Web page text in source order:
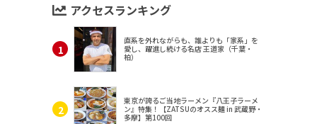
アクセスランキング
直系を外れながらも、誰よりも「家系」を
愛し、躍進し続ける名店 王道家（千葉・
柏）
東京が誇るご当地ラーメン『八王子ラーメ
ン』特集！【ZATSUのオスス麺 in 武蔵野・
多摩】第100回